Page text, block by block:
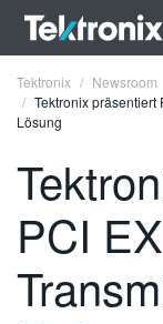
ENGLISH
FRANÇAIS
DEUTSCH
Tektronix
Newsroom
Tektronix präsentiert
Lösung
PCI